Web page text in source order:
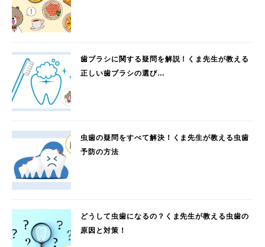
歯ブラシに関する疑問を解説！くま先生が教える
正しい歯ブラシの選び…
虫歯の疑問をすべて解決！くま先生が教える虫歯
予防の方法
どうして虫歯になるの？くま先生が教える虫歯の
原因と対策！